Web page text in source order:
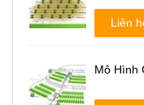
Liên
Mô Hình